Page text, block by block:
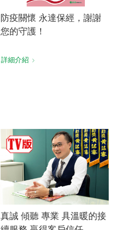
防疫關懷 永達保經，謝謝
您的守護！
詳細介紹
真誠 傾聽 專業 具溫暖的接